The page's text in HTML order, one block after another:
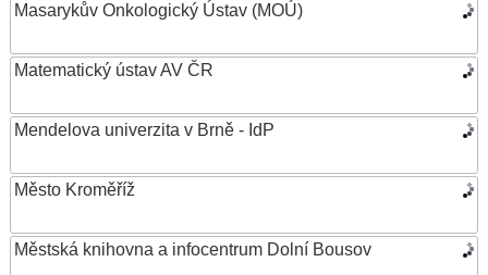
Masarykův Onkologický Ústav (MOÚ)
Matematický ústav AV ČR
Mendelova univerzita v Brně - IdP
Město Kroměříž
Městská knihovna a infocentrum Dolní Bousov